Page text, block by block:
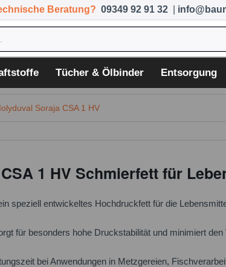
Beratung? 09349 92 91 32
Tücher & Ölbinder Entsorgung
Soraja CSA 1 HV
1 HV Schmierfett für
speziell entwickeltes Hochdruckfett für die
für besonders hohe Druckstabilität und minimiert
bei Anwendungen in Metzgereien,